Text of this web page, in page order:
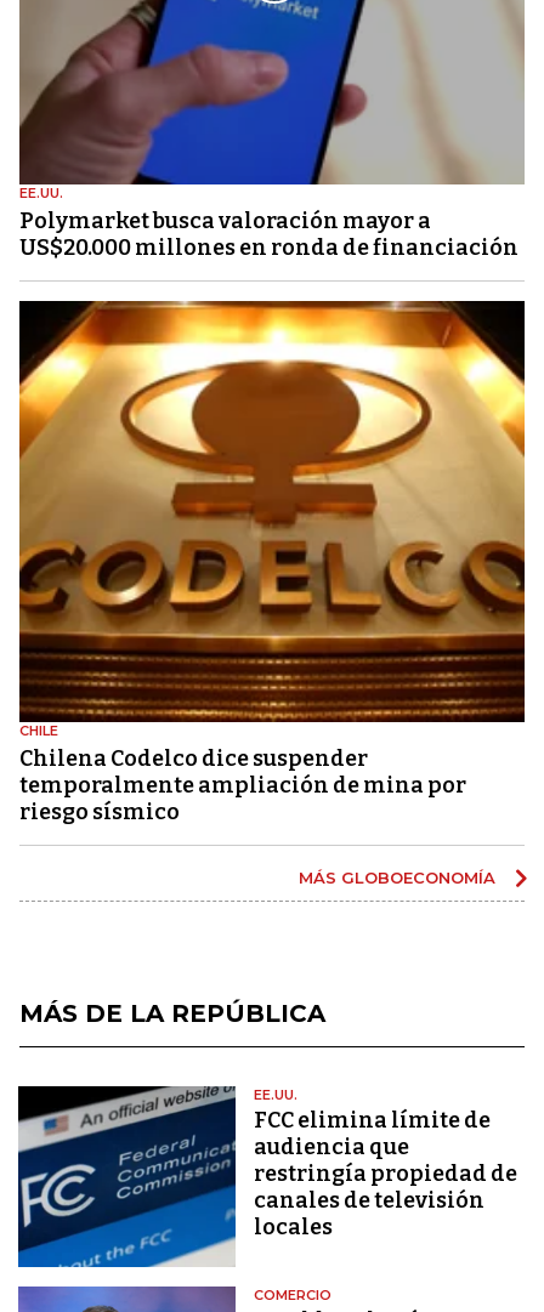
EE.UU.
Polymarket busca valoración mayor a
US$20.000 millones en ronda de financiación
CHILE
Chilena Codelco dice suspender
temporalmente ampliación de mina por
riesgo sísmico
MÁS GLOBOECONOMÍA
MÁS DE LA REPÚBLICA
EE.UU.
FCC elimina límite de
audiencia que
restringía propiedad de
canales de televisión
locales
COMERCIO